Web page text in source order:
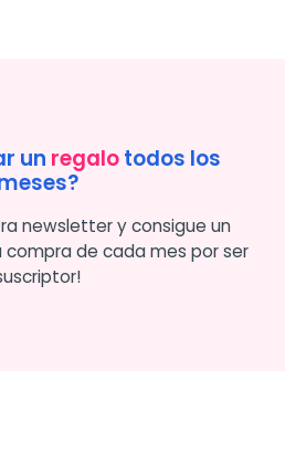
un regalotodos los
newsletter y consigue un
de cada mes por ser